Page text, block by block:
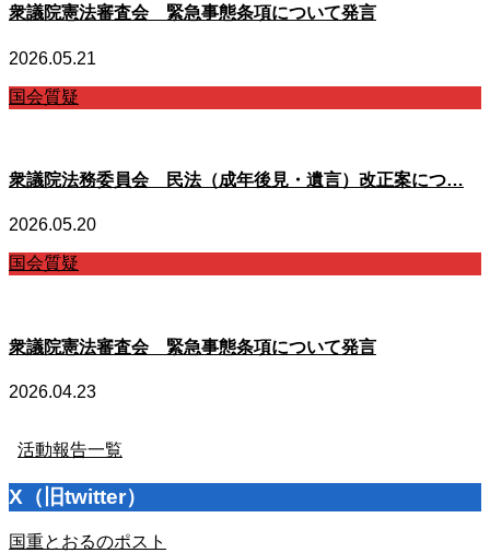
衆議院憲法審査会 緊急事態条項について発言
2026.05.21
国会質疑
衆議院法務委員会 民法（成年後見・遺言）改正案につ…
2026.05.20
国会質疑
衆議院憲法審査会 緊急事態条項について発言
2026.04.23
活動報告一覧
X（旧twitter）
国重とおるのポスト